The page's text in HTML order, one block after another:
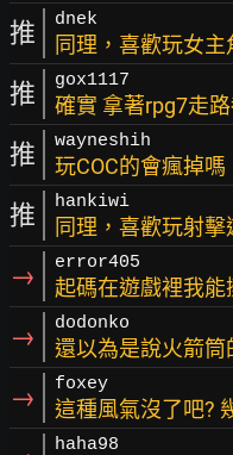
推 dnek
同理，喜歡玩女
推 gox1117
確實 拿著rpg7走
推 wayneshih
玩COC的會瘋掉嗎
推 hankiwi
同理，喜歡玩射
→ error405
起碼在遊戲裡我能
→ dodonko
還以為是說火箭筒
→ foxey
這種風氣沒了吧?
haha98